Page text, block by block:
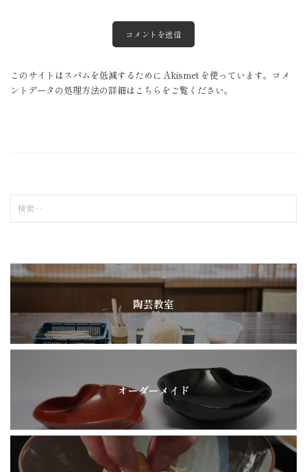
このサイトはスパムを低減するために Akismet を使っています。 コメ
ントデータの処理方法の詳細はこちらをご覧ください。
索
陶芸教室
オーダーメイド